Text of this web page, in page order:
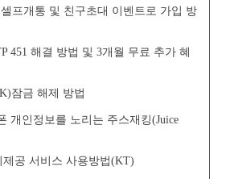
프개통 및 친구초대 이벤트로 가입 방
451 해결 방법 및 3개월 무료 추가 혜
잠금 해제 방법
개인정보를 노리는 주스재킹(Juice
공 서비스 사용방법(KT)